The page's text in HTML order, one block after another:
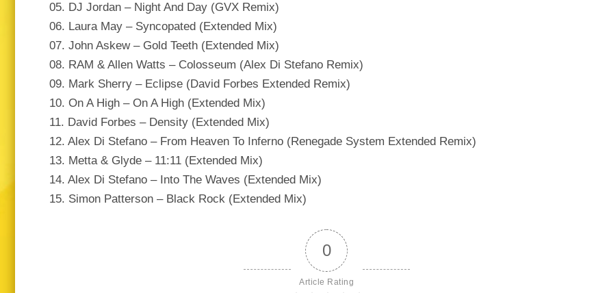
05. DJ Jordan – Night And Day (GVX Remix)
06. Laura May – Syncopated (Extended Mix)
07. John Askew – Gold Teeth (Extended Mix)
08. RAM & Allen Watts – Colosseum (Alex Di Stefano Remix)
09. Mark Sherry – Eclipse (David Forbes Extended Remix)
10. On A High – On A High (Extended Mix)
11. David Forbes – Density (Extended Mix)
12. Alex Di Stefano – From Heaven To Inferno (Renegade System Extended Remix)
13. Metta & Glyde – 11:11 (Extended Mix)
14. Alex Di Stefano – Into The Waves (Extended Mix)
15. Simon Patterson – Black Rock (Extended Mix)
0
Article Rating